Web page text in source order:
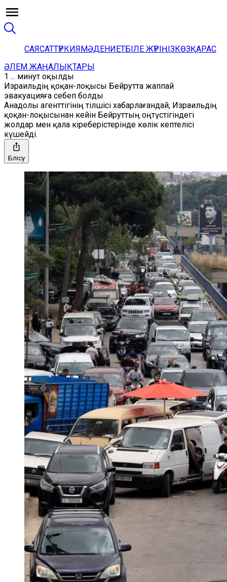
САЯСАТТҮРКИЯМӘДЕНИЕТБІЛЕ ЖҮРІҢІЗКӨЗҚАРАС
ӘЛЕМ ЖАҢАЛЫҚТАРЫ
1 ... минут оқылды
Израильдің қоқан-лоқысы Бейрутта жаппай
эвакуацияға себеп болды
Анадолы агенттігінің тілшісі хабарлағандай, Израильдің
қоқан-лоқысынан кейін Бейруттың оңтүстігіндегі
жолдар мен қала кіреберістерінде көлік кептелісі
күшейді.
Бөлісу